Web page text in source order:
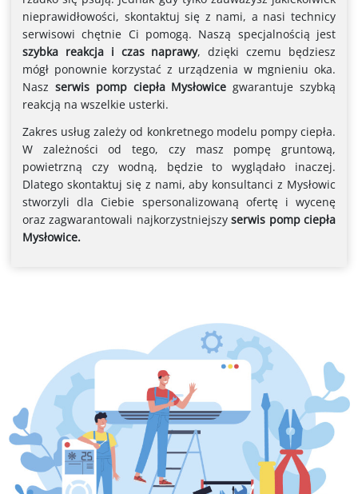
nieprawidłowości, skontaktuj się z nami, a nasi technicy
serwisowi chętnie Ci pomogą. Naszą specjalnością jest
szybka reakcja i czas naprawy, dzięki czemu będziesz
mógł ponownie korzystać z urządzenia w mgnieniu oka.
Nasz serwis pomp ciepła Mysłowice gwarantuje szybką
reakcją na wszelkie usterki.
Zakres usług zależy od konkretnego modelu pompy ciepła.
W zależności od tego, czy masz pompę gruntową,
powietrzną czy wodną, ​​będzie to wyglądało inaczej.
Dlatego skontaktuj się z nami, aby konsultanci z Mysłowic
stworzyli dla Ciebie spersonalizowaną ofertę i wycenę
oraz zagwarantowali najkorzystniejszyserwis pomp ciepła
Mysłowice.